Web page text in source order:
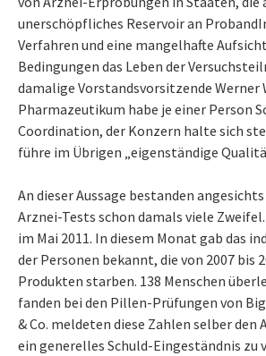
unerschöpfliches Reservoir an
Verfahren und eine mangelhafte
Bedingungen das Leben der
damalige Vorstandsvorsitzende
Pharmazeutikum habe je einer Person
Coordination, der Konzern halte sich
führe im Übrigen „eigenständige
An dieser Aussage bestanden
Arznei-Tests schon damals viele
im Mai 2011. In diesem Monat gab das
der Personen bekannt, die von 2007 bis
Produkten starben. 138 Menschen
fanden bei den Pillen-Prüfungen von Big
& Co. meldeten diese Zahlen selber
ein generelles Schuld-Eingeständnis zu